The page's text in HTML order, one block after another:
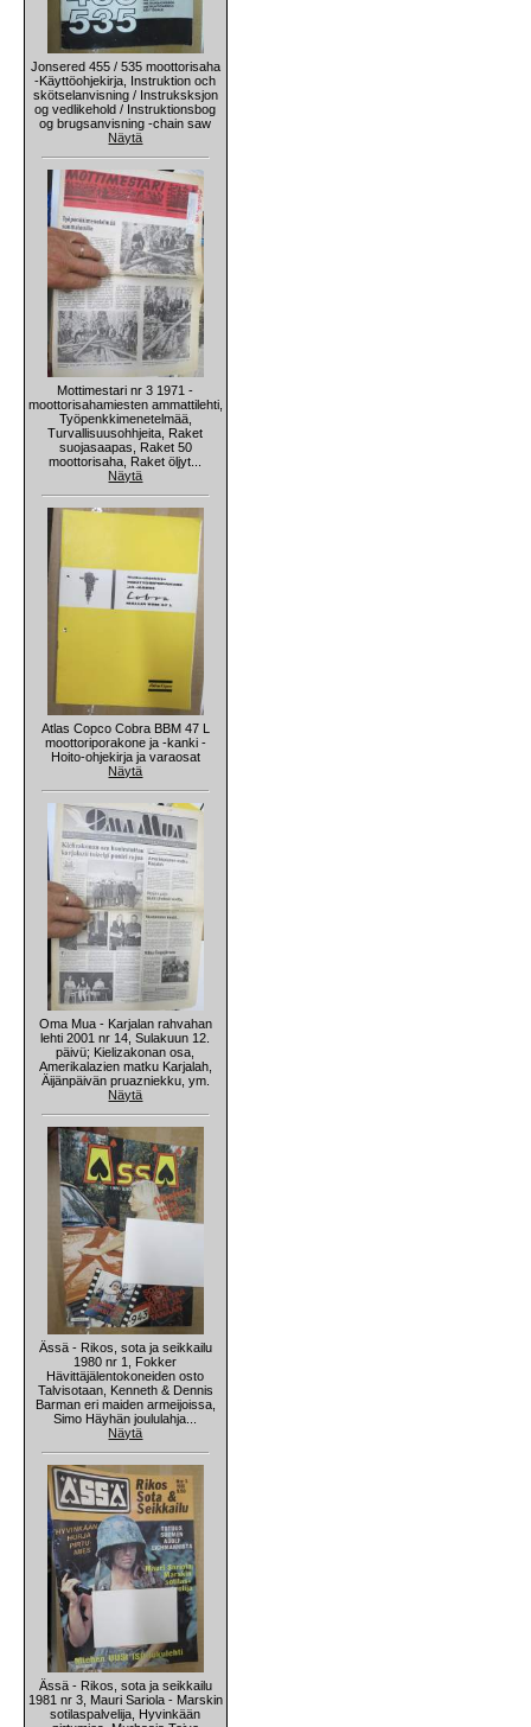
Jonsered 455 / 535 moottorisaha
-Käyttöohjekirja, Instruktion och
skötselanvisning / Instruksksjon
og vedlikehold / Instruktionsbog
og brugsanvisning -chain saw
Näytä
Mottimestari nr 3 1971 -
moottorisahamiesten ammattilehti,
Työpenkkimenetelmää,
Turvallisuusohhjeita, Raket
suojasaapas, Raket 50
moottorisaha, Raket öljyt...
Näytä
Atlas Copco Cobra BBM 47 L
moottoriporakone ja -kanki -
Hoito-ohjekirja ja varaosat
Näytä
Oma Mua - Karjalan rahvahan
lehti 2001 nr 14, Sulakuun 12.
päivü; Kielizakonan osa,
Amerikalazien matku Karjalah,
Äijänpäivän pruazniekku, ym.
Näytä
Ässä - Rikos, sota ja seikkailu
1980 nr 1, Fokker
Hävittäjälentokoneiden osto
Talvisotaan, Kenneth & Dennis
Barman eri maiden armeijoissa,
Simo Häyhän joululahja...
Näytä
Ässä - Rikos, sota ja seikkailu
1981 nr 3, Mauri Sariola - Marskin
sotilaspalvelija, Hyvinkään